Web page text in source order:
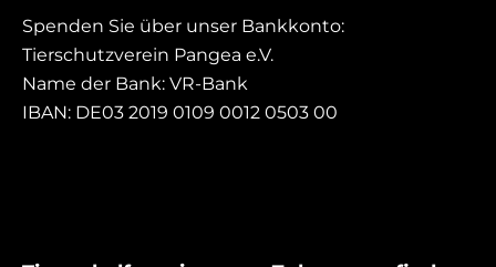
Spenden Sie über unser Bankkonto:
Tierschutzverein Pangea e.V.
Name der Bank: VR-Bank
IBAN: DE03 2019 0109 0012 0503 00